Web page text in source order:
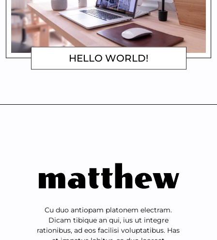
HELLO WORLD!
MATTHEW
Cu duo antiopam platonem electram.
Dicam tibique an qui, ius ut integre
rationibus, ad eos facilisi voluptatibus. Has